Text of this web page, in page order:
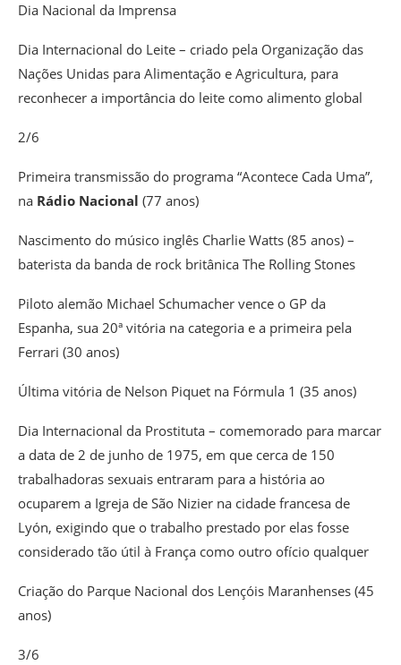
Dia Nacional da Imprensa
Dia Internacional do Leite – criado pela Organização das
Nações Unidas para Alimentação e Agricultura, para
reconhecer a importância do leite como alimento global
2/6
Primeira transmissão do programa “Acontece Cada Uma”,
na Rádio Nacional (77 anos)
Nascimento do músico inglês Charlie Watts (85 anos) –
baterista da banda de rock britânica The Rolling Stones
Piloto alemão Michael Schumacher vence o GP da
Espanha, sua 20ª vitória na categoria e a primeira pela
Ferrari (30 anos)
Última vitória de Nelson Piquet na Fórmula 1 (35 anos)
Dia Internacional da Prostituta – comemorado para marcar
a data de 2 de junho de 1975, em que cerca de 150
trabalhadoras sexuais entraram para a história ao
ocuparem a Igreja de São Nizier na cidade francesa de
Lyón, exigindo que o trabalho prestado por elas fosse
considerado tão útil à França como outro ofício qualquer
Criação do Parque Nacional dos Lençóis Maranhenses (45
anos)
3/6